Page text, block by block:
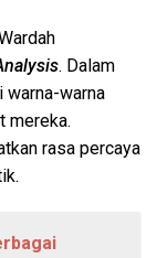
. Dalam
warna-warna
mereka.
rasa percaya